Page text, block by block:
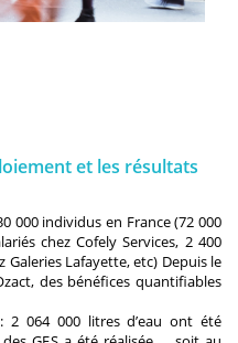
et les résultats
000 individus en France (72 000
chez Cofely Services, 2 400
Galeries Lafayette, etc) Depuis le
des bénéfices quantifiables
: 2 064 000 litres d’eau ont été